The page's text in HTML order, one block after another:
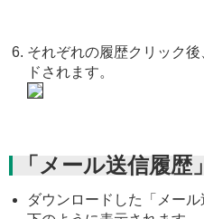
それぞれの履歴クリック
ドされます。
「メール送信履
ダウンロードした「メー